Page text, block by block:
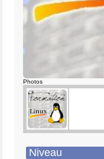
Photos
Niveau